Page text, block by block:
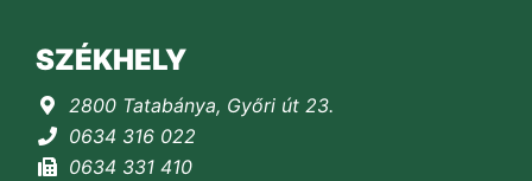
SZÉKHELY
2800 Tatabánya, Győri út 23.
0634 316 022
0634 331 410